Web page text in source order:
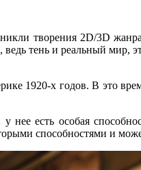
творения 2D/3D
тень и реальный мир,
1920-х годов. В это
есть особая
способностями и